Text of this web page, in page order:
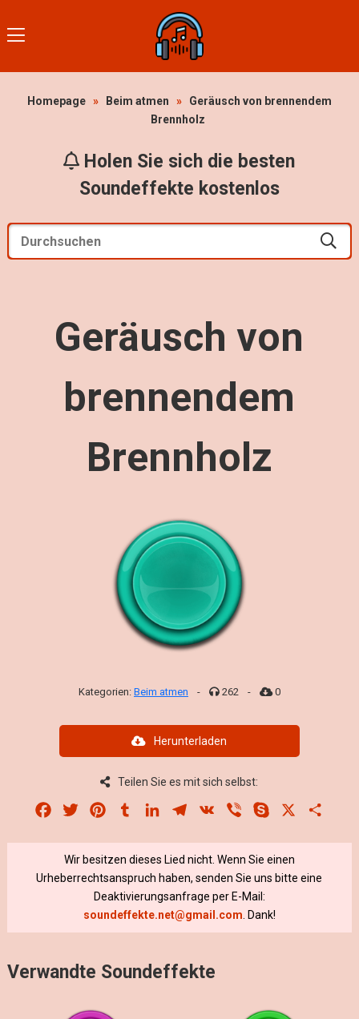
Homepage » Beim atmen »
Geräusch von brennendem
Brennholz
Holen Sie sich die besten
Soundeffekte kostenlos
Geräusch von
brennendem
Brennholz
Kategorien: Beim atmen - 262 - 0
Herunterladen
Teilen Sie es mit sich selbst:
Facebook
Twitter PinterestTumblrLinkedInTelegram
VK Viber Skype
Wir besitzen dieses Lied nicht. Wenn Sie einen
Urheberrechtsanspruch haben, senden Sie uns bitte eine
Deaktivierungsanfrage per E-Mail:
soundeffekte.net@gmail.com . Dank!
Verwandte Soundeffekte